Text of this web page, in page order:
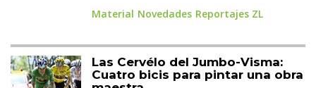
Material Novedades Reportajes ZL
Las Cervélo del Jumbo-Visma:
Cuatro bicis para pintar una obra